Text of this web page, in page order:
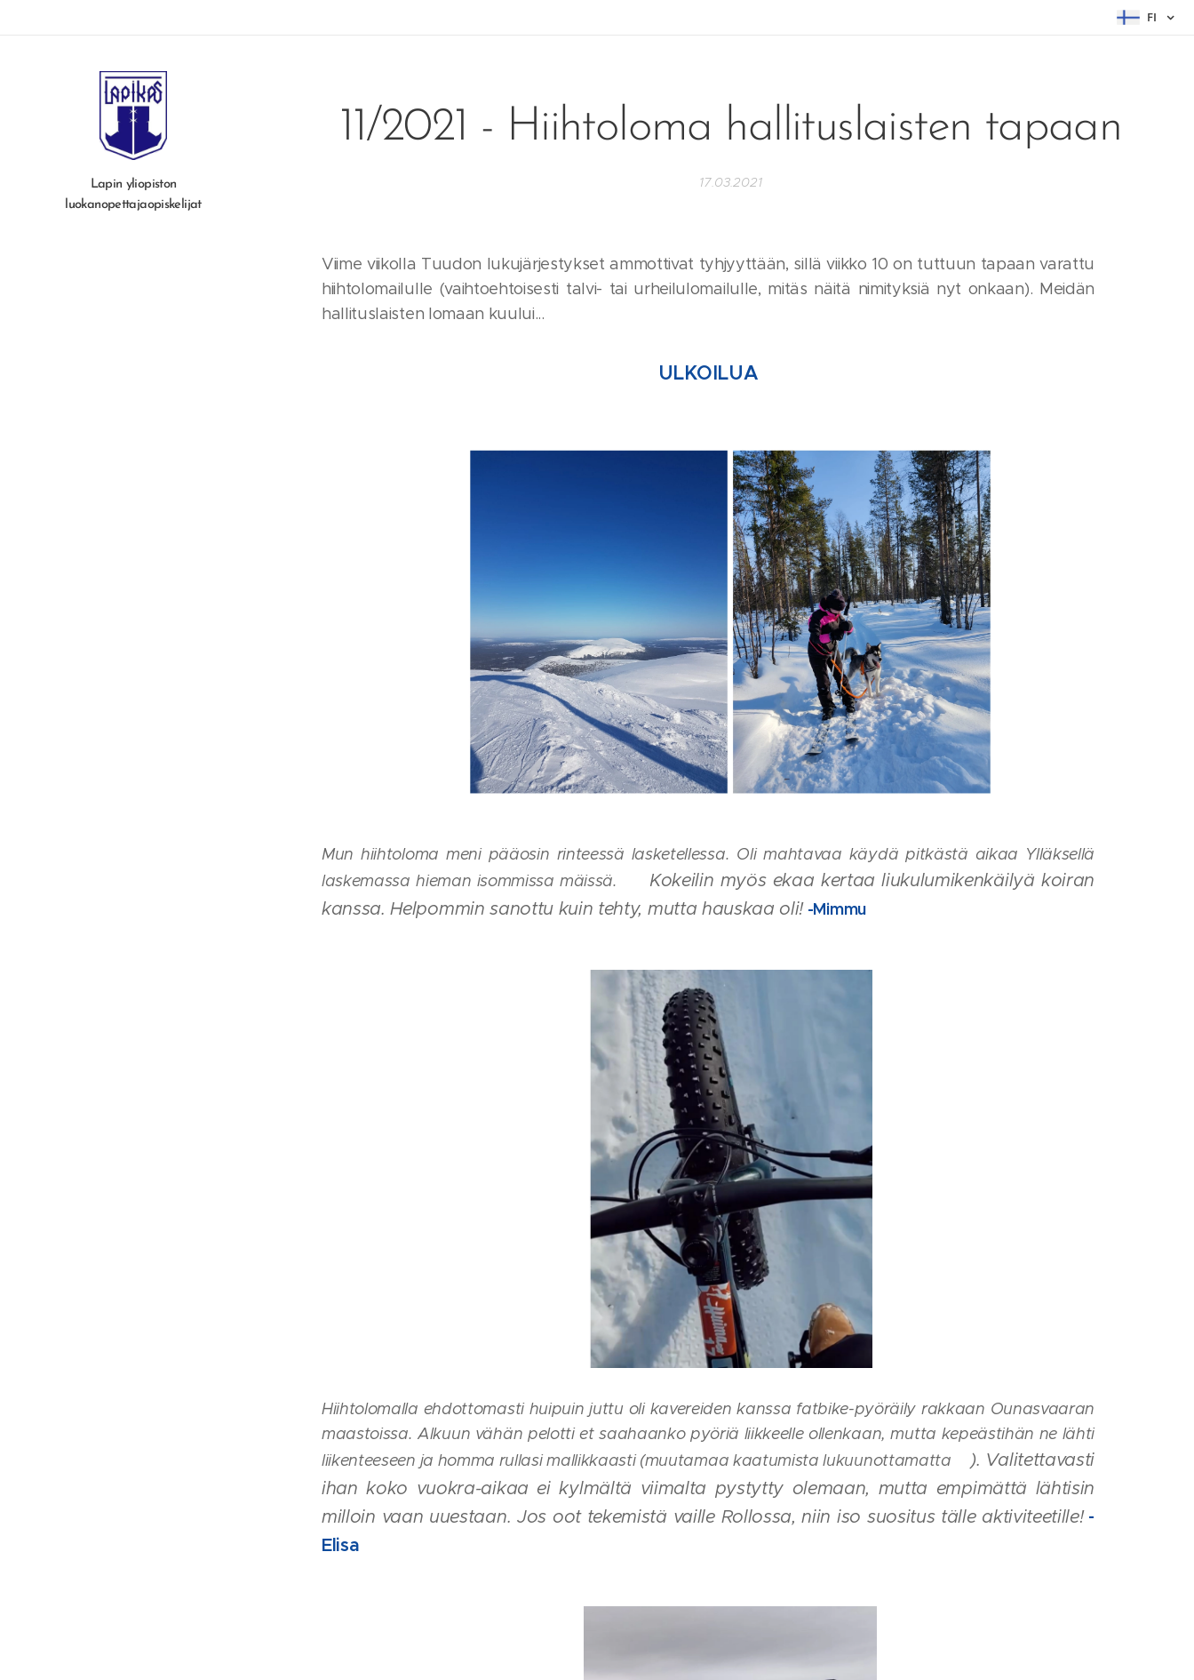
FI
Lapin yliopiston
luokanopettajaopiskelijat
11/2021 - Hiihtoloma hallituslaisten tapaan
17.03.2021
Viime viikolla Tuudon lukujärjestykset ammottivat tyhjyyttään, sillä viikko 10 on tuttuun tapaan varattu
hiihtolomailulle (vaihtoehtoisesti talvi- tai urheilulomailulle, mitäs näitä nimityksiä nyt onkaan). Meidän
hallituslaisten lomaan kuului...
ULKOILUA
Mun hiihtoloma meni pääosin rinteessä lasketellessa. Oli mahtavaa käydä pitkästä aikaa Ylläksellä
laskemassa hieman isommissa mäissä.
Kokeilin myös ekaa kertaa liukulumikenkäilyä koiran
kanssa. Helpommin sanottu kuin tehty, mutta hauskaa oli! -Mimmu
Hiihtolomalla ehdottomasti huipuin juttu oli kavereiden kanssa fatbike-pyöräily rakkaan Ounasvaaran
maastoissa. Alkuun vähän pelotti et saahaanko pyöriä liikkeelle ollenkaan, mutta kepeästihän ne lähti
liikenteeseen ja homma rullasi mallikkaasti (muutamaa kaatumista lukuunottamatta
). Valitettavasti
ihan koko vuokra-aikaa ei kylmältä viimalta pystytty olemaan, mutta empimättä lähtisin
milloin vaan uuestaan. Jos oot tekemistä vaille Rollossa, niin iso suositus tälle aktiviteetille! -
Elisa